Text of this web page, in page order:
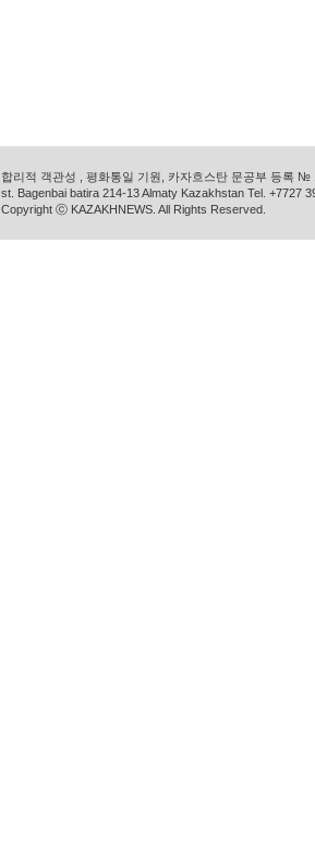
합리적 객관성 , 평화통일 기원, 카자흐스탄 문공부 등록
st. Bagenbai batira 214-13 Almaty Kazakhstan Tel. +7727
Copyright ⓒ KAZAKHNEWS. All Rights Reserved.